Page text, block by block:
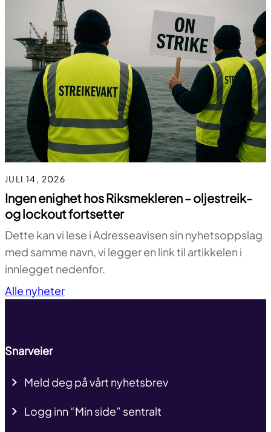
JULI 14, 2026
Ingen enighet hos Riksmekleren – oljestreik-
og lockout fortsetter
Dette kan vi lese i Adresseavisen sin nyhetsoppslag
med samme navn, vi legger en link til artikkelen i
innlegget nedenfor.
Alle nyheter
Snarveier
Meld deg på vårt nyhetsbrev
Logg inn “Min side” sentralt